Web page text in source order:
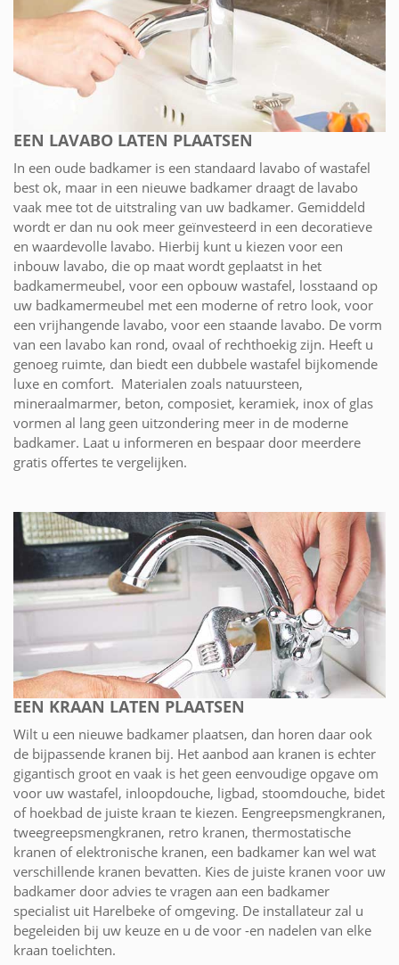
EEN LAVABO LATEN PLAATSEN
In een oude badkamer is een standaard lavabo of wastafel
best ok, maar in een nieuwe badkamer draagt de lavabo
vaak mee tot de uitstraling van uw badkamer. Gemiddeld
wordt er dan nu ook meer geïnvesteerd in een decoratieve
en waardevolle lavabo. Hierbij kunt u kiezen voor een
inbouw lavabo, die op maat wordt geplaatst in het
badkamermeubel, voor een opbouw wastafel, losstaand op
uw badkamermeubel met een moderne of retro look, voor
een vrijhangende lavabo, voor een staande lavabo. De vorm
van een lavabo kan rond, ovaal of rechthoekig zijn. Heeft u
genoeg ruimte, dan biedt een dubbele wastafel bijkomende
luxe en comfort. Materialen zoals natuursteen,
mineraalmarmer, beton, composiet, keramiek, inox of glas
vormen al lang geen uitzondering meer in de moderne
badkamer. Laat u informeren en bespaar door meerdere
gratis offertes te vergelijken.
EEN KRAAN LATEN PLAATSEN
Wilt u een nieuwe badkamer plaatsen, dan horen daar ook
de bijpassende kranen bij. Het aanbod aan kranen is echter
gigantisch groot en vaak is het geen eenvoudige opgave om
voor uw wastafel, inloopdouche, ligbad, stoomdouche, bidet
of hoekbad de juiste kraan te kiezen. Eengreepsmengkranen,
tweegreepsmengkranen, retro kranen, thermostatische
kranen of elektronische kranen, een badkamer kan wel wat
verschillende kranen bevatten. Kies de juiste kranen voor uw
badkamer door advies te vragen aan een badkamer
specialist uit Harelbeke of omgeving. De installateur zal u
begeleiden bij uw keuze en u de voor -en nadelen van elke
kraan toelichten.